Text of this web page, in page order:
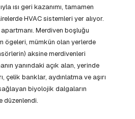
ısı geri kazanımı, tamamen
HVAC sistemleri yer alıyor.
Merdiven boşluğu
ögeleri, mümkün olan yerlerde
aksine merdivenleri
yanındaki açık alan, yerinde
çelik banklar, aydınlatma ve aşırı
biyolojik dalgaların
düzenlendi.